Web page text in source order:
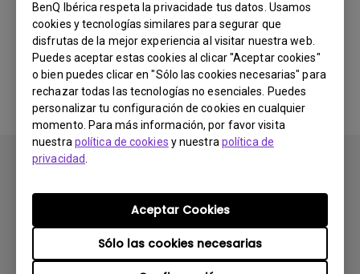
BenQ Ibérica respeta la privacidade tus datos. Usamos
cookies y tecnologías similares para segurar que
disfrutas de la mejor experiencia al visitar nuestra web.
Puedes aceptar estas cookies al clicar "Aceptar cookies"
o bien puedes clicar en "Sólo las cookies necesarias" para
rechazar todas las tecnologías no esenciales. Puedes
personalizar tu configuración de cookies en cualquier
momento. Para más información, por favor visita
nuestra política de cookies y nuestra política de
privacidad
Sólo las cookies necesarias
Aceptar Cookies
No hay vídeos relacionados
Suscribirse